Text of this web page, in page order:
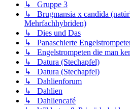
↳ Gruppe 3
↳ Brugmansia x candida
Mehrfachhybriden)
↳ Dies und Das
↳ Panaschierte
↳ Engelstrompeten die man
↳ Datura (Stechapfel)
↳ Datura (Stechapfel)
↳ Dahlienforum
↳ Dahlien
↳ Dahliencafé